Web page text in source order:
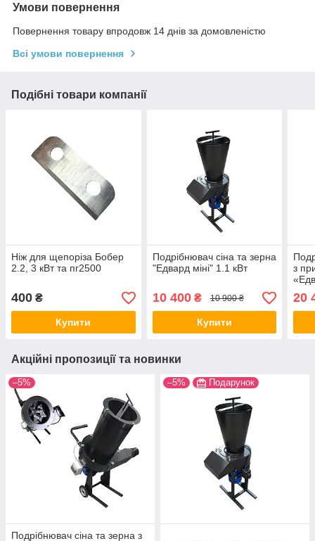
Умови повернення
Повернення товару впродовж 14 днів за домовленістю
Всі умови повернення
Подібні товари компанії
Ніж для щепоріза Бобер
2.2, 3 кВт та пг2500
400 ₴
Купити
Подрібнювач сіна та зерна
"Едвард міні" 1.1 кВт
10 400₴ 10 900 ₴
Купити
з
20
Акційні пропозиції та новинки
–5%
Подрібнювач сіна та зерна з
–5% Подарунок